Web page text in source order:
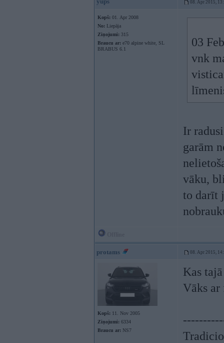
08. Apr 2015,
Kopš: 01. Apr 2008
No: Liepāja
Ziņojumi: 315
Braucu ar: e70 alpine white, SL
BRABUS 6.1
03
vnk
Ir
garām
vāku,
to darīt
protams 08. Apr 2015,
Kopš: 11. Nov 2005
Ziņojumi: 6334
Braucu ar: NS7
Kas
Vāks ar